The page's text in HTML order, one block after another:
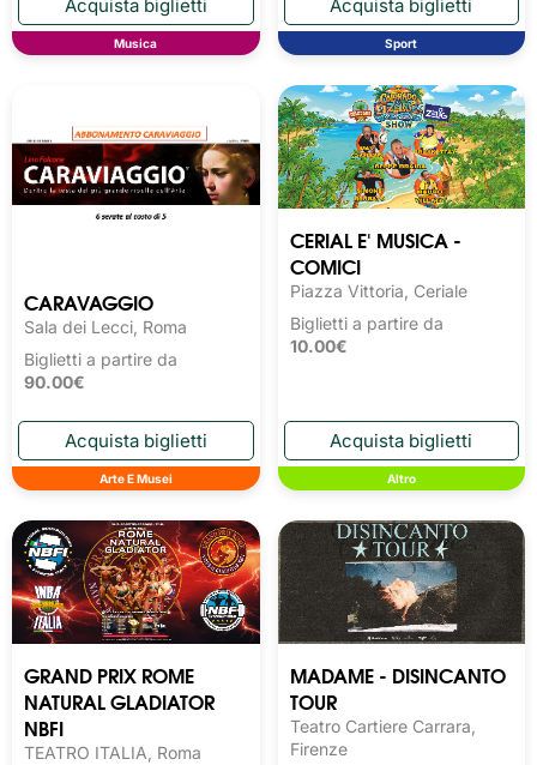
Musica Sport
CARAVAGGIO
Sala dei Lecci, Roma
Biglietti a partire da
90.00€
Arte E Musei
CERIAL E' MUSICA -
COMICI
Piazza Vittoria, Ceriale
Biglietti a partire da
10.00€
Altro
GRAND PRIX ROME
NATURAL GLADIATOR
NBFI
TEATRO ITALIA, Roma
MADAME - DISINCANTO
TOUR
Teatro Cartiere Carrara,
Firenze